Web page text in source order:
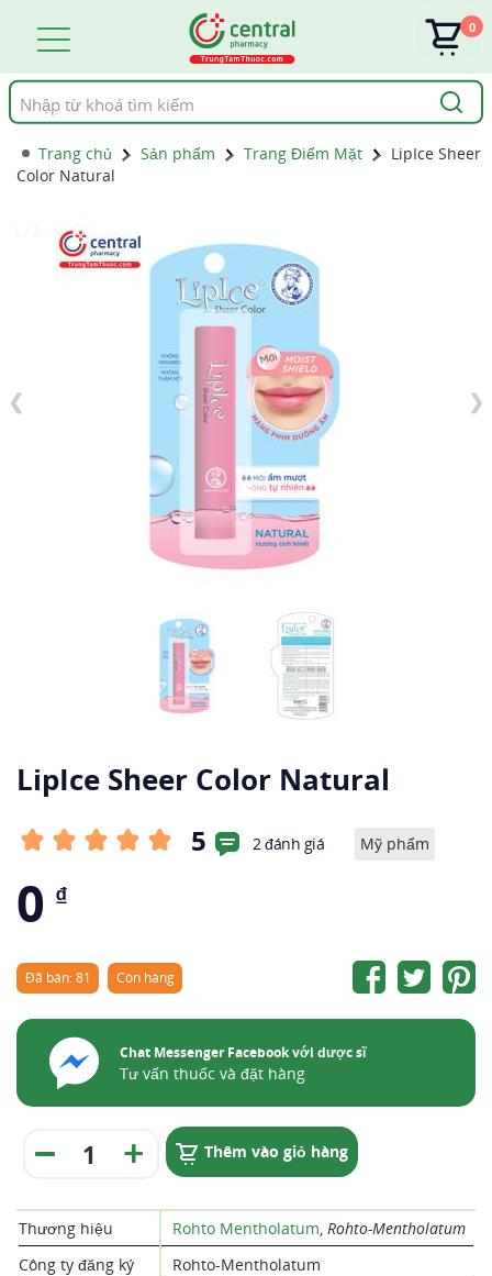
Tìm
kiếm
0
Trang chủ Sản phẩm Trang Điểm Mặt
LipIce Sheer
Color Natural
❮ ❯
LipIce Sheer Color Natural
5 2 đánh giá Mỹ phẩm
0 ₫
Đã bán: 81 Còn hàng
Chat Messenger Facebook với dược sĩ
Tư vấn thuốc và đặt hàng
Thêm vào giỏ hàng
Thương hiệu Rohto Mentholatum, Rohto-Mentholatum
Công ty đăng ký
Rohto-Mentholatum